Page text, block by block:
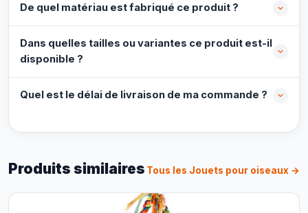
De quel matériau est fabriqué ce produit ?
Dans quelles tailles ou variantes ce produit est-il
disponible ?
Quel est le délai de livraison de ma commande ?
Produits similaires Tous les Jouets pour oiseaux →